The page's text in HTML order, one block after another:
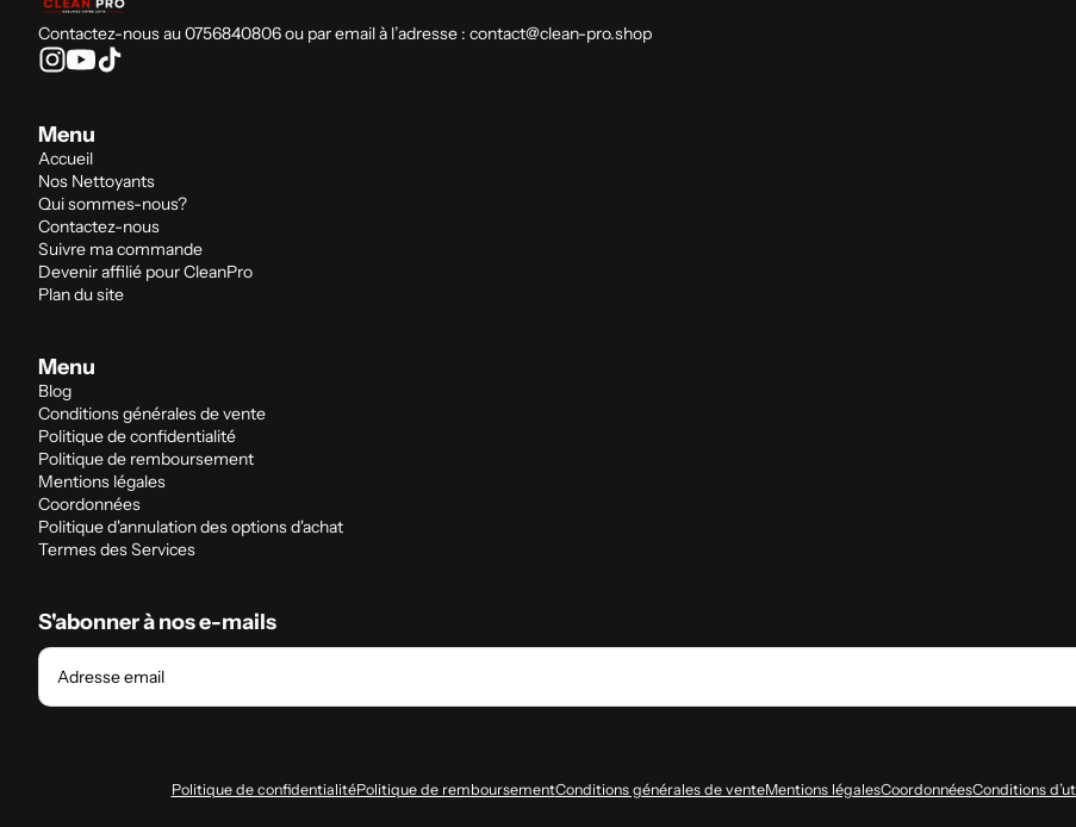
Contactez-nous au 0756840806 ou par email à l’adresse : contact@clean-pro.shop
Menu
Accueil
Nos Nettoyants
Qui sommes-nous?
Contactez-nous
Suivre ma commande
Devenir affilié pour CleanPro
Plan du site
Menu
Blog
Conditions générales de vente
Politique de confidentialité
Politique de remboursement
Mentions légales
Coordonnées
Politique d'annulation des options d'achat
Termes des Services
S'abonner à nos e-mails
Adresse email
Politique de confidentialitéPolitique de remboursementConditions générales de venteMentions légalesCoordonnéesConditions